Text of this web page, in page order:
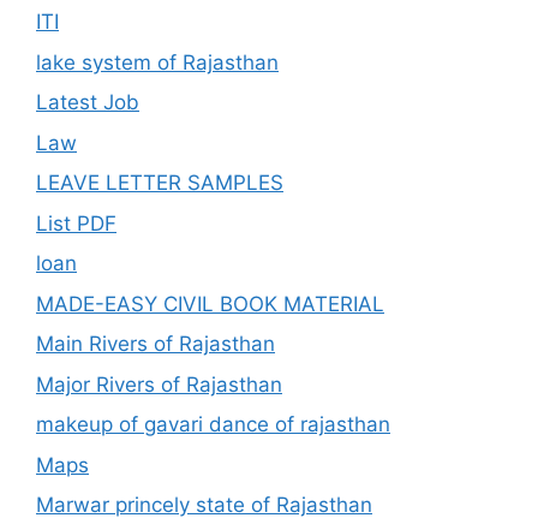
ITI
lake system of Rajasthan
Latest Job
Law
LEAVE LETTER SAMPLES
List PDF
loan
MADE-EASY CIVIL BOOK MATERIAL
Main Rivers of Rajasthan
Major Rivers of Rajasthan
makeup of gavari dance of rajasthan
Maps
Marwar princely state of Rajasthan